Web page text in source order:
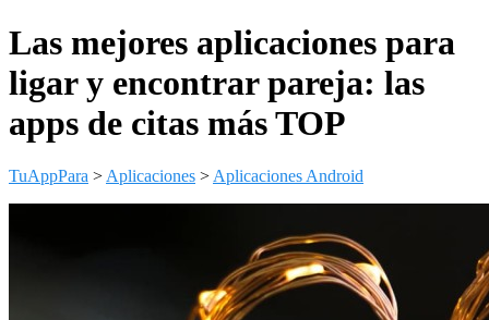
Las mejores aplicaciones para
ligar y encontrar pareja: las
apps de citas más TOP
TuAppPara > Aplicaciones > Aplicaciones Android